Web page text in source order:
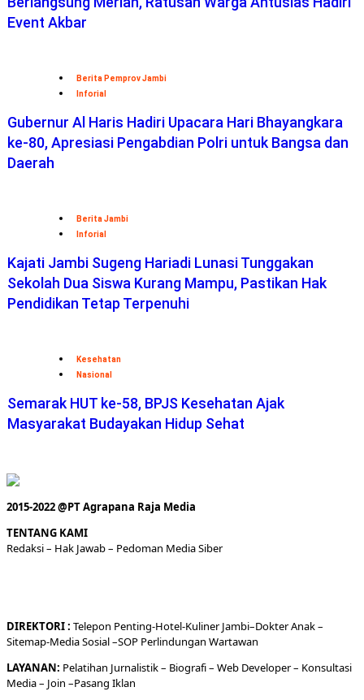
Event Akbar
Berita Pemprov Jambi
Inforial
Gubernur Al Haris Hadiri Upacara Hari Bhayangkara
ke-80, Apresiasi Pengabdian Polri untuk Bangsa dan
Daerah
Berita Jambi
Inforial
Kajati Jambi Sugeng Hariadi Lunasi Tunggakan
Sekolah Dua Siswa Kurang Mampu, Pastikan Hak
Pendidikan Tetap Terpenuhi
Kesehatan
Nasional
Semarak HUT ke-58, BPJS Kesehatan Ajak
Masyarakat Budayakan Hidup Sehat
2015-2022 @PT Agrapana Raja Media
TENTANG KAMI
Redaksi– Hak Jawab – Pedoman Media Siber
DIREKTORI: Telepon Penting-Hotel-KulinerJambi–DokterAnak –
Sitemap-Media Sosial –SOP Perlindungan Wartawan
LAYANAN: Pelatihan Jurnalistik – Biografi– Web Developer– Konsultasi
Media– Join –Pasang Iklan